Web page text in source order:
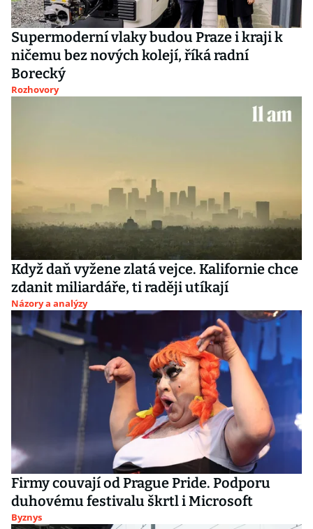
Supermoderní vlaky budou Praze i kraji k
ničemu bez nových kolejí, říká radní
Borecký
Rozhovory
Když daň vyžene zlatá vejce. Kalifornie chce
zdanit miliardáře, ti raději utíkají
Názory a analýzy
Firmy couvají od Prague Pride. Podporu
duhovému festivalu škrtl i Microsoft
Byznys